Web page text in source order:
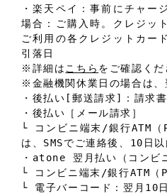
・楽天ペイ：事前にチャー
場合：ご購入時。クレジッ
ご利用の各クレジットカー
引落日
※詳細は こちら をご確認くだ
※金融機関休業日の場合は、
・後払い[郵送請求]：請求
・後払い［メール請求］
└ コンビニ端末/銀行ATM
は、SMSでご連絡後、10日以
・atone 翌月払い（コンビ
└ コンビニ端末/銀行ATM
└ 電子バーコード：翌月10日